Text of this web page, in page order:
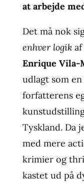
at arbejde
Det må nok
enhver logik
Enrique Vila-
udlagt som
forfatterens
Tyskland. Da
med mere
krimier og
kastet ud på